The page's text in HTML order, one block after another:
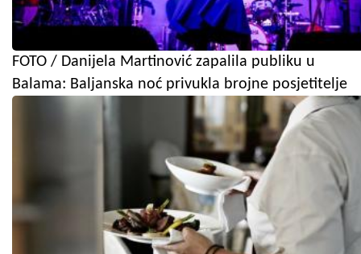
FOTO / Danijela Martinović zapalila publiku u
Balama: Baljanska noć privukla brojne posjetitelje